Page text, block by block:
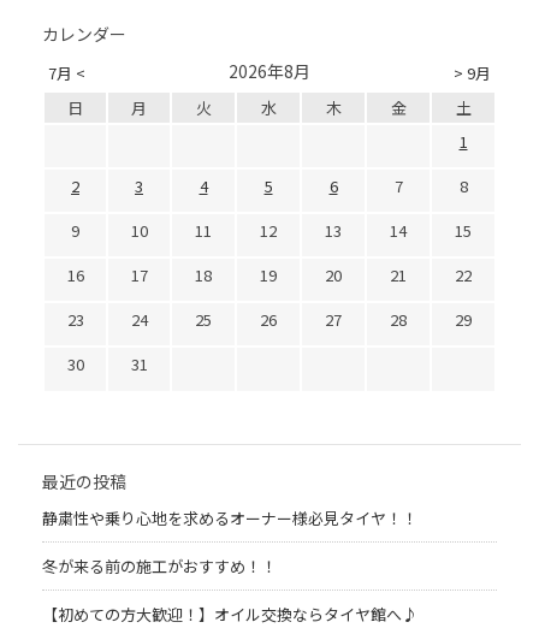
カレンダー
7月 < > 9月
2026年8月
日 月 火 水 木 金
土
1
2
3 4 5 6 7
8
9
10 11 12 13 14
15
16
17 18 19 20 21
22
23
24 25 26 27 28
29
30
31
最近の投稿
静粛性や乗り心地を求めるオーナー様必見タイヤ！！
冬が来る前の施工がおすすめ！！
【初めての方大歓迎！】オイル交換ならタイヤ館へ♪